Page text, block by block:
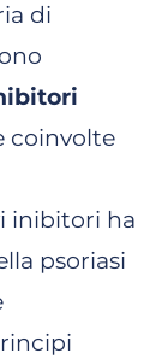
di
coinvolte
inibitori ha
psoriasi